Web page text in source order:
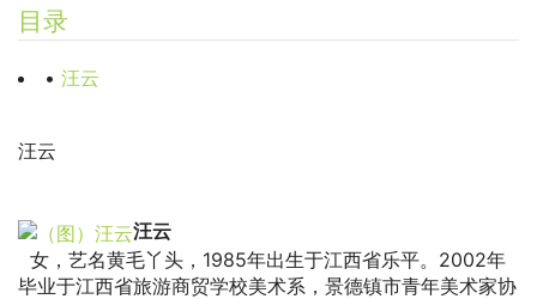
目录
• 汪云
汪云
汪云
女，艺名黄毛丫头，1985年出生于江西省乐平。2002年
毕业于江西省旅游商贸学校美术系，景德镇市青年美术家协